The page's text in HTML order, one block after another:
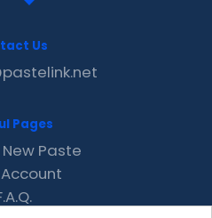
Us
Pages
Paste